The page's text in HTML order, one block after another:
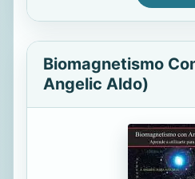
Biomagnetismo
Angelic Aldo)